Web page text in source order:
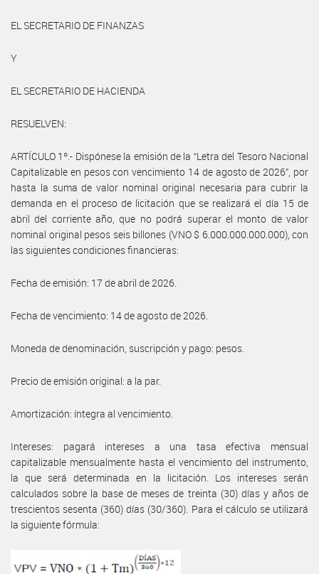
EL SECRETARIO DE FINANZAS
Y
EL SECRETARIO DE HACIENDA
RESUELVEN:
ARTÍCULO 1º.- Dispónese la emisión de la “Letra del Tesoro Nacional
Capitalizable en pesos con vencimiento 14 de agosto de 2026”, por
hasta la suma de valor nominal original necesaria para cubrir la
demanda en el proceso de licitación que se realizará el día 15 de
abril del corriente año, que no podrá superar el monto de valor
nominal original pesos seis billones (VNO $ 6.000.000.000.000), con
las siguientes condiciones financieras:
Fecha de emisión: 17 de abril de 2026.
Fecha de vencimiento: 14 de agosto de 2026.
Moneda de denominación, suscripción y pago: pesos.
Precio de emisión original: a la par.
Amortización: íntegra al vencimiento.
Intereses: pagará intereses a una tasa efectiva mensual
capitalizable mensualmente hasta el vencimiento del instrumento,
la que será determinada en la licitación. Los intereses serán
calculados sobre la base de meses de treinta (30) días y años de
trescientos sesenta (360) días (30/360). Para el cálculo se utilizará
la siguiente fórmula: